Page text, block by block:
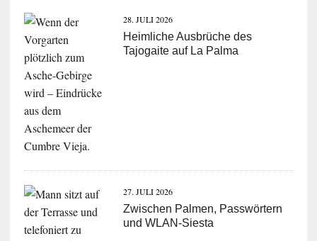
28. JULI 2026
Heimliche Ausbrüche des
Tajogaite auf La Palma
27. JULI 2026
Zwischen Palmen, Passwörtern
und WLAN-Siesta